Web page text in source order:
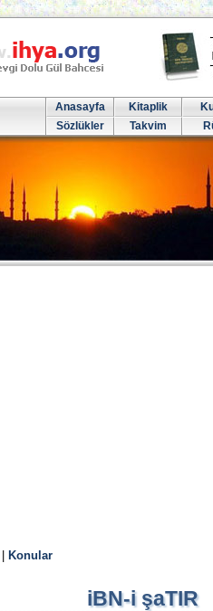
Anasayfa Kitaplik
Sözlükler
Takvim
Konular
iBN-i şaTIR